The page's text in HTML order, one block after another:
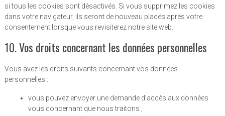
si tous les cookies sont désactivés. Si vous supprimez les cookies
dans votre navigateur, ils seront de nouveau placés après votre
consentement lorsque vous revisiterez notre site web.
10. Vos droits concernant les données personnelles
Vous avez les droits suivants concernant vos données
personnelles :
vous pouvez envoyer une demande d’accès aux données
vous concernant que nous traitons ;